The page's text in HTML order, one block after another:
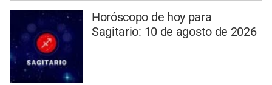
Horóscopo de hoy para
Sagitario: 10 de agosto de 2026